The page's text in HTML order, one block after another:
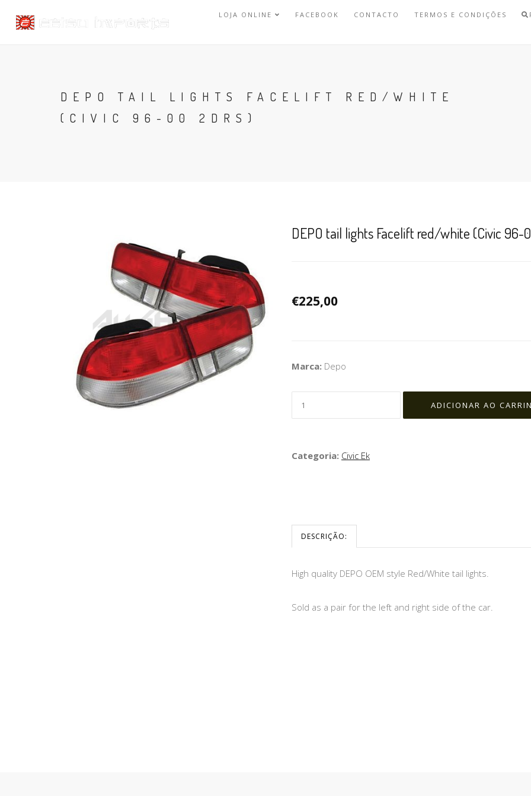
LOJA ONLINE FACEBOOK CONTACTO TERMOS E CONDIÇÕES
DEPO TAIL LIGHTS FACELIFT RED/WHITE
(CIVIC 96-00 2DRS)
DEPO tail lights Facelift red/white (Civic 96-
€225,00
Marca: Depo
Categoria: Civic Ek
DESCRIÇÃO:
High quality DEPO OEM style Red/White tail lights.
Sold as a pair for the left and right side of the car.